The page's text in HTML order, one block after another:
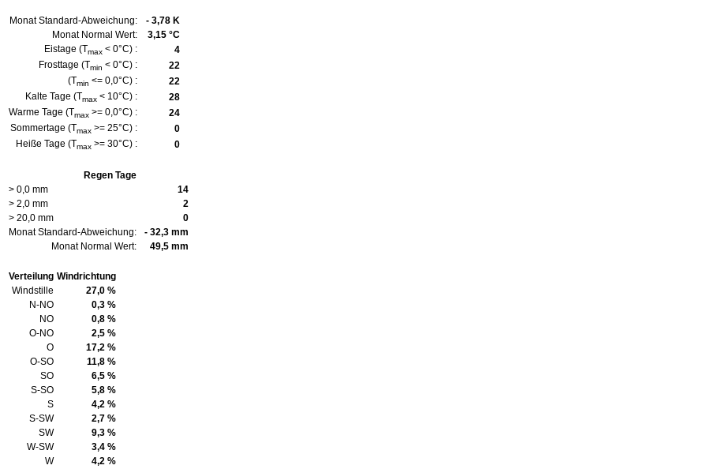
Monat Standard-Abweichung:
- 3,78 K
Monat Normal Wert:
3,15 °C
Eistage (Tmax < 0°C) :
4
Frosttage (Tmin < 0°C) :
22
(Tmin <= 0,0°C) :
22
Kalte Tage (Tmax < 10°C) :
28
Warme Tage (Tmax >= 0,0°C) :
24
Sommertage (Tmax >= 25°C) :
0
Heiße Tage (Tmax >= 30°C) : 0
Regen Tage
> 0,0 mm
14
> 2,0 mm
2
> 20,0 mm
0
Monat Standard-Abweichung:
- 32,3 mm
Monat Normal Wert:
49,5 mm
Verteilung Windrichtung
Windstille
27,0 %
N-NO
0,3 %
NO
0,8 %
O-NO
2,5 %
O
17,2 %
O-SO
11,8 %
SO
6,5 %
S-SO
5,8 %
S
4,2 %
S-SW
2,7 %
SW
9,3 %
W-SW
3,4 %
W
4,2 %